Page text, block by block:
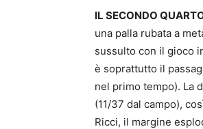
IL SECONDO
una palla rubata a
sussulto con il gioco
è soprattutto il
nel primo tempo). La
(11/37 dal campo),
Ricci, il margine